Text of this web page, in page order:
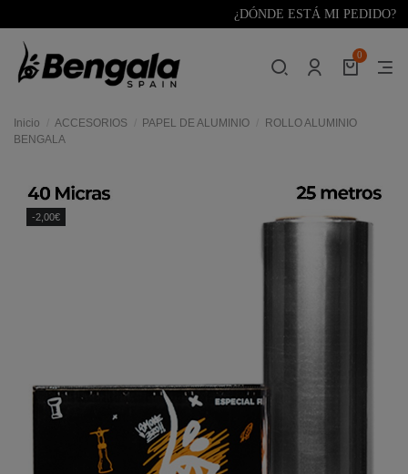
¿DÓNDE ESTÁ MI PEDIDO?
0
Inicio ACCESORIOS PAPEL DE ALUMINIO
ROLLO ALUMINIO
BENGALA
-2,00€